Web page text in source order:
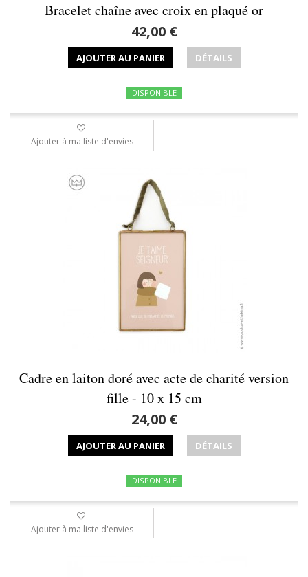
Bracelet chaîne avec croix en plaqué or
42,00 €
AJOUTER AU PANIER DÉTAILS
DISPONIBLE
Ajouter à ma liste d'envies
Cadre en laiton doré avec acte de charité version
fille - 10 x 15 cm
24,00 €
AJOUTER AU PANIER DÉTAILS
DISPONIBLE
Ajouter à ma liste d'envies